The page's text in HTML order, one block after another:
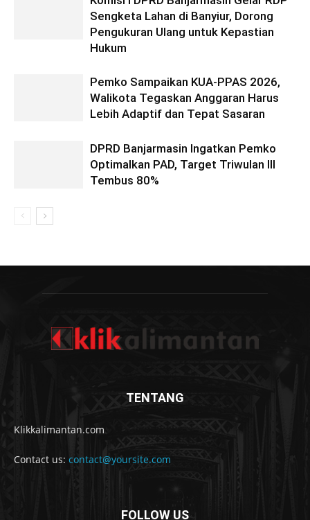
Sengketa Lahan di Banyiur, Dorong
Pengukuran Ulang untuk Kepastian
Hukum
Pemko Sampaikan KUA-PPAS 2026,
Walikota Tegaskan Anggaran Harus
Lebih Adaptif dan Tepat Sasaran
DPRD Banjarmasin Ingatkan Pemko
Optimalkan PAD, Target Triwulan III
Tembus 80%
TENTANG
Klikkalimantan.com
Contact us: contact@yoursite.com
FOLLOW US